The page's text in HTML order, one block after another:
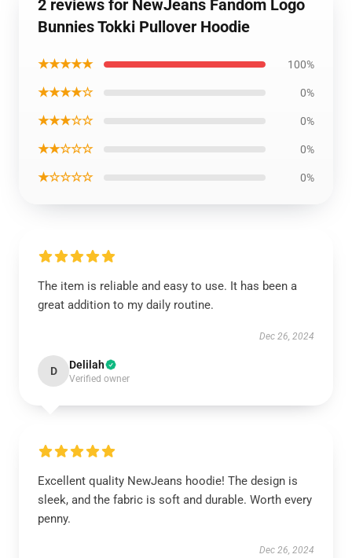
2 reviews for NewJeans Fandom Logo
Bunnies Tokki Pullover Hoodie
★★★★★ 100%
★★★★☆ 0%
★★★☆☆ 0%
★★☆☆☆ 0%
★☆☆☆☆ 0%
The item is reliable and easy to use. It has been a
great addition to my daily routine.
Dec 26, 2024
D Delilah
Verified owner
Excellent quality NewJeans hoodie! The design is
sleek, and the fabric is soft and durable. Worth every
penny.
Dec 26, 2024